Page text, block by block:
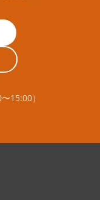
15:00）